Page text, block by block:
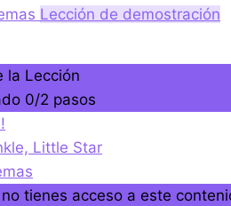
Lección de demostración
la Lección
0/2 pasos
Little Star
tienes acceso a este